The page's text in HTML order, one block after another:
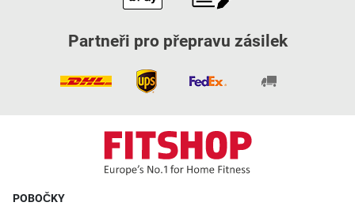
Partneři pro přepravu zásilek
POBOČKY